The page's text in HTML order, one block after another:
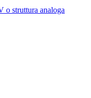
o struttura analoga